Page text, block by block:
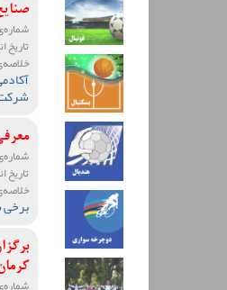
تاریخ
تاریخ
برخی